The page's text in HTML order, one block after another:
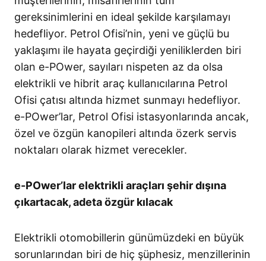
gereksinimlerini en ideal şekilde karşılamayı
hedefliyor. Petrol Ofisi’nin, yeni ve güçlü bu
yaklaşımı ile hayata geçirdiği yeniliklerden biri
olan e-POwer, sayıları nispeten az da olsa
elektrikli ve hibrit araç kullanıcılarına Petrol
Ofisi çatısı altında hizmet sunmayı hedefliyor.
e-POwer’lar, Petrol Ofisi istasyonlarında ancak,
özel ve özgün kanopileri altında özerk servis
noktaları olarak hizmet verecekler.
e-POwer’lar elektrikli araçları şehir dışına
çıkartacak, adeta özgür kılacak
Elektrikli otomobillerin günümüzdeki en büyük
sorunlarından biri de hiç şüphesiz, menzillerinin